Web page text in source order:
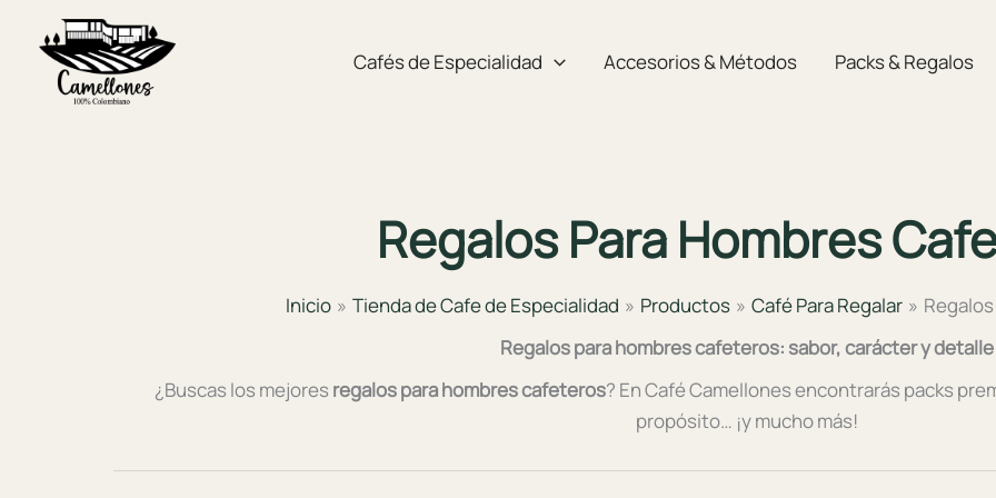
contenido
Cafés de Especialidad Accesorios & Métodos Packs & Regalos
Regalos Para Hombres
Inicio Tienda de Cafe de Especialidad Productos Café Para Regalar
Regalos para hombres cafeteros: sabor, carácter y detalle
¿Buscas los mejores regalos para hombres cafeteros? En Café Camellones encontrarás packs
propósito… ¡y mucho más!